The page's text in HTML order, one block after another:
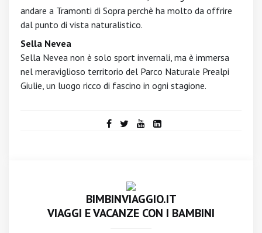
andare a Tramonti di Sopra perchè ha molto da offrire
dal punto di vista naturalistico.
Sella Nevea
Sella Nevea non è solo sport invernali, ma è immersa
nel meraviglioso territorio del Parco Naturale Prealpi
Giulie, un luogo ricco di fascino in ogni stagione.
BIMBINVIAGGIO.IT
VIAGGI E VACANZE CON I BAMBINI